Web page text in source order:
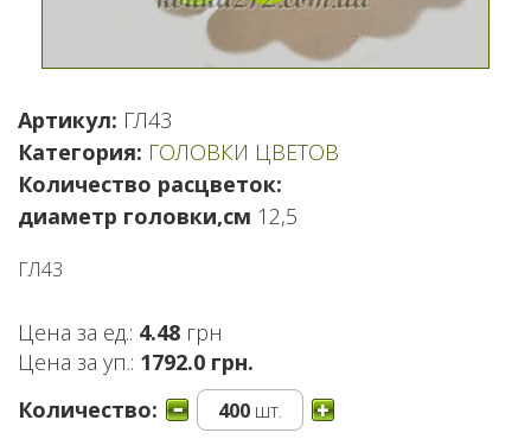
Артикул: ГЛ43
Категория: ГОЛОВКИ ЦВЕТОВ
Количество расцветок:
диаметр головки,см 12,5
ГЛ43
Цена за ед.: 4.48 грн
Цена за уп.: 1792.0 грн.
Количество:
400 шт.